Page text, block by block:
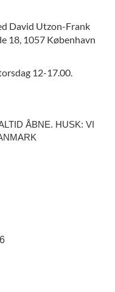
David Utzon-Frank
18, 1057 København
12-17.00.
ÅBNE. HUSK: VI